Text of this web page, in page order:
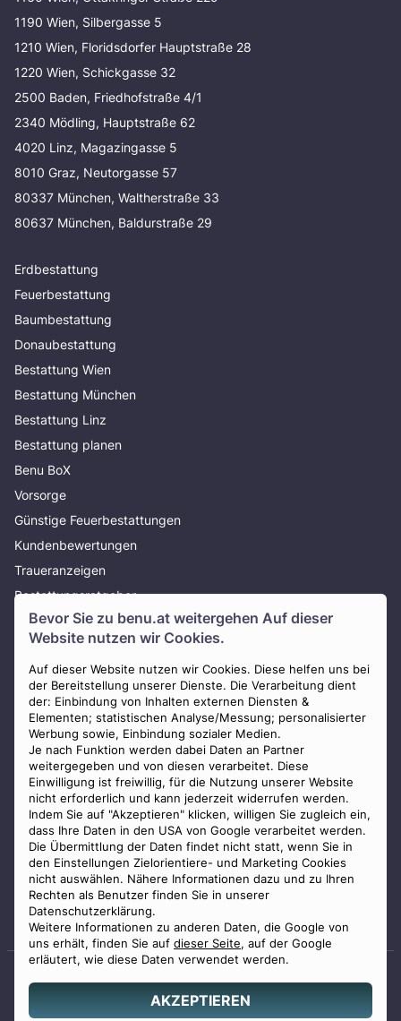
Bevor Sie zu benu.at weitergehen Auf dieser
Website nutzen wir Cookies.
Auf dieser Website nutzen wir Cookies. Diese helfen uns bei
der Bereitstellung unserer Dienste. Die Verarbeitung dient
der: Einbindung von Inhalten externen Diensten &
Elementen; statistischen Analyse/Messung; personalisierter
Werbung sowie, Einbindung sozialer Medien.
Je nach Funktion werden dabei Daten an Partner
weitergegeben und von diesen verarbeitet. Diese
Einwilligung ist freiwillig, für die Nutzung unserer Website
nicht erforderlich und kann jederzeit widerrufen werden.
Indem Sie auf "Akzeptieren" klicken, willigen Sie zugleich ein,
dass Ihre Daten in den USA von Google verarbeitet werden.
Die Übermittlung der Daten findet nicht statt, wenn Sie in
den Einstellungen Zielorientiere- und Marketing Cookies
nicht auswählen. Nähere Informationen dazu und zu Ihren
Rechten als Benutzer finden Sie in unserer
Datenschutzerklärung.
Weitere Informationen zu anderen Daten, die Google von
uns erhält, finden Sie auf dieser Seite, auf der Google
erläutert, wie diese Daten verwendet werden.
AKZEPTIEREN
1190 Wien, Silbergasse 5
1210 Wien, Floridsdorfer Hauptstraße 28
1220 Wien, Schickgasse 32
2500 Baden, Friedhofstraße 4/1
2340 Mödling, Hauptstraße 62
4020 Linz, Magazingasse 5
8010 Graz, Neutorgasse 57
80337 München, Waltherstraße 33
80637 München, Baldurstraße 29
Erdbestattung
Feuerbestattung
Baumbestattung
Donaubestattung
Bestattung Wien
Bestattung München
Bestattung Linz
Bestattung planen
Benu BoX
Vorsorge
Günstige Feuerbestattungen
Kundenbewertungen
Traueranzeigen
Bestattungsratgeber
Über uns
Presse
AGB
Impressum
Datenschutz
Widerrufsbelehrung
Zahlungsmöglichkeiten
Staatlich geprüfter
© 2026 Benu GmbH. Alle Rechte vorbehalten.